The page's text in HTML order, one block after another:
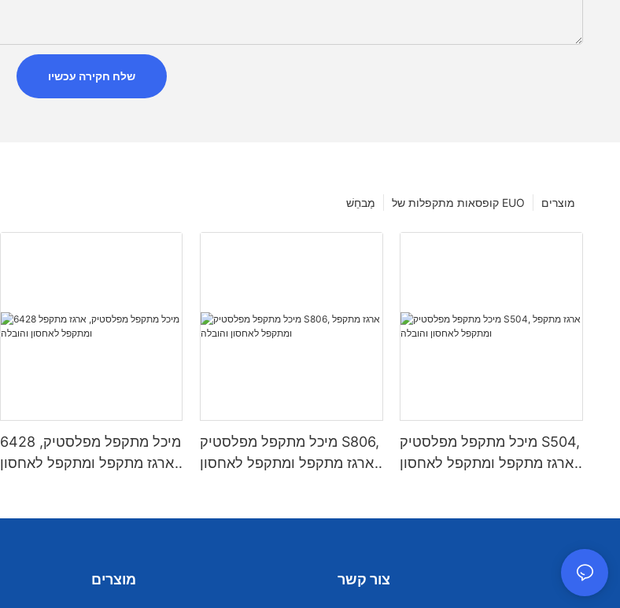
שלח חקירה עכשיו
מוצרים קופסאות מתקפלות של EUO מַבחֵשׁ
6428 מיכל מתקפל מפלסטיק,
ארגז מתקפל ומתקפל לאחסון
מיכל מתקפל מפלסטיק S806,
ארגז מתקפל ומתקפל לאחסון
מיכל מתקפל מפלסטיק S504,
ארגז מתקפל ומתקפל לאחסון
מוצרים צור קשר